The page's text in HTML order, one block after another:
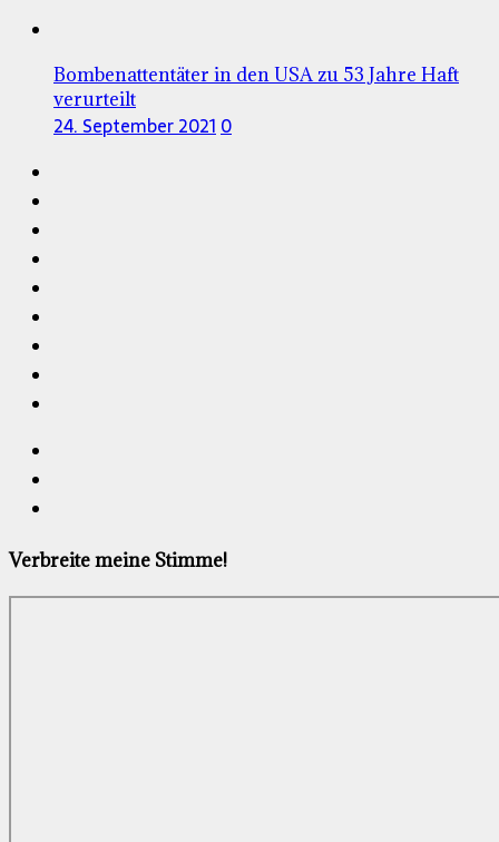
Bombenattentäter in den USA zu 53 Jahre Haft
verurteilt
24. September 20210
Verbreite meine Stimme!